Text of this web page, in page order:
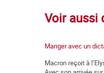
Voir aussi
Manger avec un
Macron reçoit à